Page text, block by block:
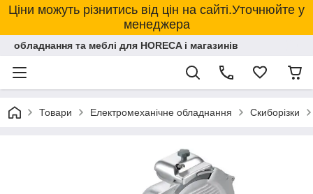
Ціни можуть різнитись від цін на сайті.Уточнюйте у
менеджера
обладнання та меблі для HORECA і магазинів
Товари Електромеханічне обладнання Скиборізки